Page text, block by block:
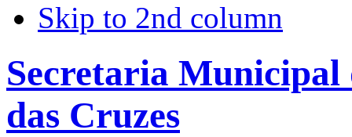
Skip to 2nd column
Secretaria
das Cruzes